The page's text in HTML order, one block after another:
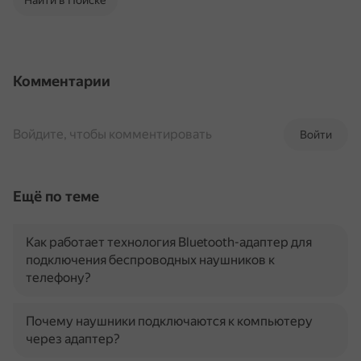
Комментарии
Войти
Войдите, чтобы комментировать
Ещё по теме
Как работает технология Bluetooth-адаптер для
подключения беспроводных наушников к
телефону?
Почему наушники подключаются к компьютеру
через адаптер?